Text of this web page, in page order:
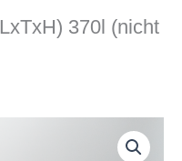
370l (nicht